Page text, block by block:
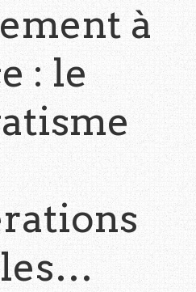
à
: le